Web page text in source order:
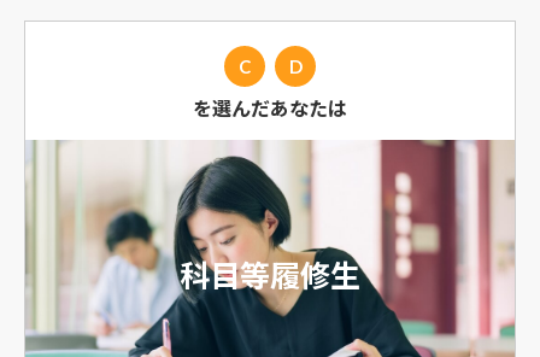
C D
を選んだあなたは
科目等履修生